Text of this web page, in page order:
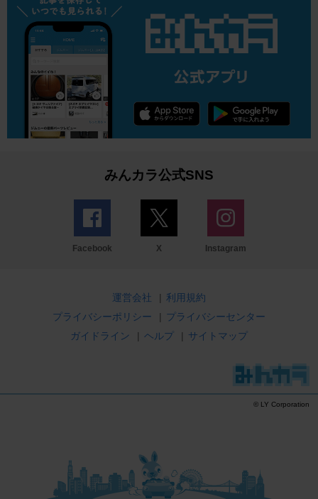
みんカラ公式SNS
Facebook X Instagram
運営会社 | 利用規約
プライバシーポリシー
| プライバシーセンター
ガイドライン
| ヘルプ | サイトマップ
© LY Corporation